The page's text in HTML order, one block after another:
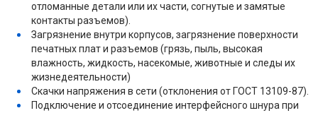
отломанные детали или их части, согнутые и замятые
контакты разъемов).
Загрязнение внутри корпусов, загрязнение поверхности
печатных плат и разъемов (грязь, пыль, высокая
влажность, жидкость, насекомые, животные и следы их
жизнедеятельности)
Скачки напряжения в сети (отклонения от ГОСТ 13109-87).
Подключение и отсоединение интерфейсного шнура при